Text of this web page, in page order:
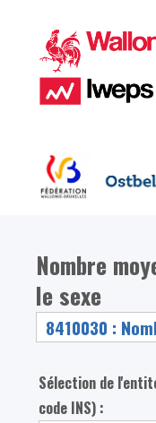
Nombre
le sexe
Sélection de
code INS) :